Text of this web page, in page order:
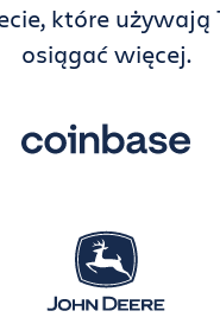
które używają
osiągać więcej.